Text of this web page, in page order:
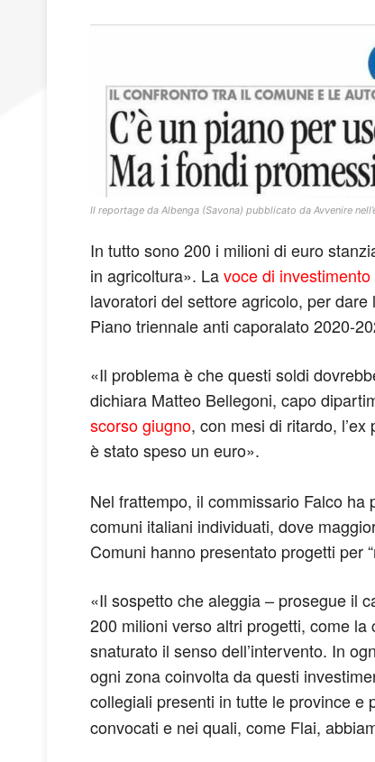
Il reportage da Albenga (Savona) pubblicato da Avvenire
In tutto sono 200 i milioni di euro
in agricoltura». Lavoce di investimento
lavoratori del settore agricolo, per
Piano triennale anti caporalato 2020-
«Il problema è che questi soldi
dichiara Matteo Bellegoni, capo
scorso giugno, con mesi di ritardo,
è stato speso un euro».
Nel frattempo, il commissario Falco
comuni italiani individuati, dove
Comuni hanno presentato progetti per
«Il sospetto che aleggia – prosegue il
200 milioni verso altri progetti, come
snaturato il senso dell’intervento. In
ogni zona coinvolta da questi
collegiali presenti in tutte le province e
convocati e nei quali, come Flai,